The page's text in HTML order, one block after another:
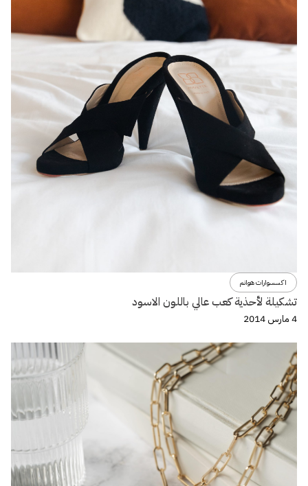
اكسسوارات هوانم
تشكيلة لأحذية كعب عالي باللون الاسود
4 مارس 2014